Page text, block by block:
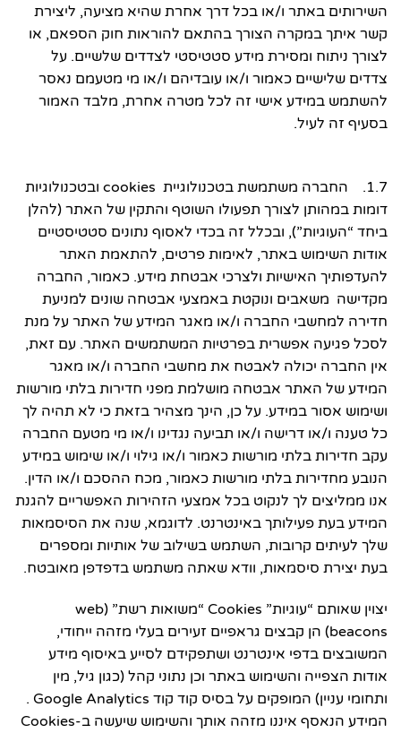
השירותים באתר ו/או בכל דרך אחרת שהיא מציעה, ליצירת
קשר איתך במקרה הצורך בהתאם להוראות חוק הספאם, או
לצורך ניתוח ומסירת מידע סטטיסטי לצדדים שלשיים. על
צדדים שלישיים כאמור ו/או עובדיהם ו/או מי מטעמם נאסר
להשתמש במידע אישי זה לכל מטרה אחרת, מלבד האמור
בסעיף זה לעיל.
1.7. החברה משתמשת בטכנולוגיית cookies ובטכנולוגיות
דומות במהותן לצורך תפעולו השוטף והתקין של האתר (להלן
ביחד “העוגיות”), ובכלל זה בכדי לאסוף נתונים סטטיסטיים
אודות השימוש באתר, לאימות פרטים, להתאמת האתר
להעדפותיך האישיות ולצרכי אבטחת מידע. כאמור, החברה
מקדישה משאבים ונוקטת באמצעי אבטחה שונים למניעת
חדירה למחשבי החברה ו/או מאגר המידע של האתר על מנת
לסכל פגיעה אפשרית בפרטיות המשתמשים האתר. עם זאת,
אין החברה יכולה לאבטח את מחשבי החברה ו/או מאגר
המידע של האתר אבטחה מושלמת מפני חדירות בלתי מורשות
ושימוש אסור במידע. על כן, הינך מצהיר בזאת כי לא תהיה לך
כל טענה ו/או דרישה ו/או תביעה נגדינו ו/או מי מטעם החברה
עקב חדירות בלתי מורשות כאמור ו/או גילוי ו/או שימוש במידע
הנובע מחדירות בלתי מורשות כאמור, מכח ההסכם ו/או הדין.
אנו ממליצים לך לנקוט בכל אמצעי הזהירות האפשריים להגנת
המידע בעת פעילותך באינטרנט. לדוגמא, שנה את הסיסמאות
שלך לעיתים קרובות, השתמש בשילוב של אותיות ומספרים
בעת יצירת סיסמאות, וודא שאתה משתמש בדפדפן מאובטח.
יצוין שאותם “עוגיות” Cookies “משואות רשת” (web
beacons) הן קבצים גראפיים זעירים בעלי מזהה ייחודי,
המשובצים בדפי אינטרנט ושתפקידם לסייע באיסוף מידע
אודות הצפייה והשימוש באתר וכן נתוני קהל (כגון גיל, מין
ותחומי עניין) המופקים על בסיס קוד קוד Google Analytics .
המידע הנאסף איננו מזהה אותך והשימוש שיעשה ב-Cookies